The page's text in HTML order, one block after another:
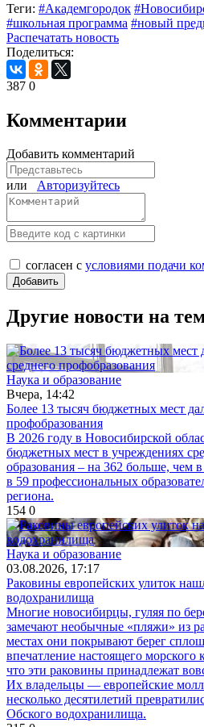
Теги: #Академгородок
#школьная программа #новый
Распечатать новость
Поделиться:
387 0
Комментарии
Добавить комментарий
или Авторизуйтесь
согласен с условиями подачи
Другие новости на
Наука и образование
Вчера, 14:42
Более 13 тысяч бюджетных мест
профобразования
В 2026 году в Новосибирской
бюджетных мест в учреждениях
образования – на 362 больше, чем
в 59 профессиональных
региона.
154 0
Наука и образование
03.08.2026, 17:17
Раковины европейских улиток
водохранилища
Многие новосибирцы, гуляя по
замечают необычные «пляжи» из
местах они покрывают берег
впечатление настоящего морского
что эти раковины принадлежат
Их владельцы — европейские
несколько десятилетий
Обского водохранилища.